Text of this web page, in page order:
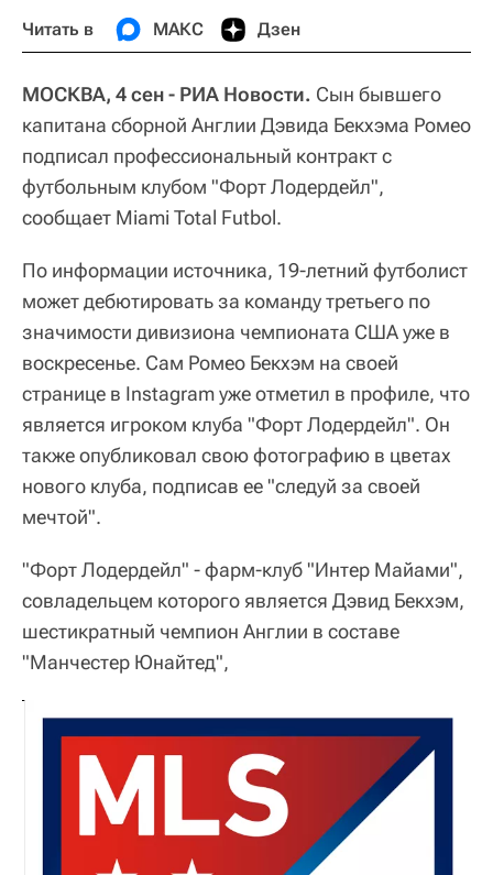
Читать в МАКС Дзен
МОСКВА, 4 сен - РИА Новости. Сын бывшего
капитана сборной Англии Дэвида Бекхэма Ромео
подписал профессиональный контракт с
футбольным клубом "Форт Лодердейл",
сообщает Miami Total Futbol.
По информации источника, 19-летний футболист
может дебютировать за команду третьего по
значимости дивизиона чемпионата США уже в
воскресенье. Сам Ромео Бекхэм на своей
странице в Instagram уже отметил в профиле, что
является игроком клуба "Форт Лодердейл". Он
также опубликовал свою фотографию в цветах
нового клуба, подписав ее "следуй за своей
мечтой".
"Форт Лодердейл" - фарм-клуб "Интер Майами",
совладельцем которого является Дэвид Бекхэм,
шестикратный чемпион Англии в составе
"Манчестер Юнайтед",